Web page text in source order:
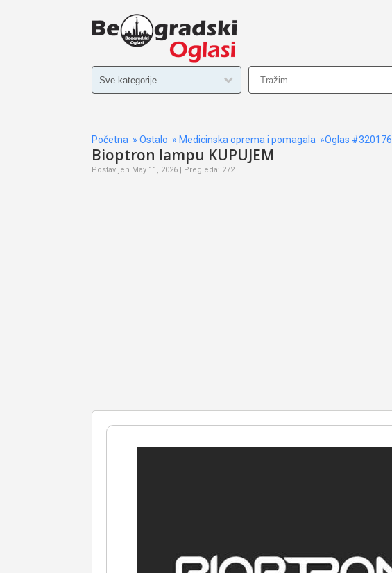
Početna » Ostalo » Medicinska oprema i pomagala »Oglas #320176
Bioptron lampu KUPUJEM
Postavljen May 11, 2026 | Pregleda: 272